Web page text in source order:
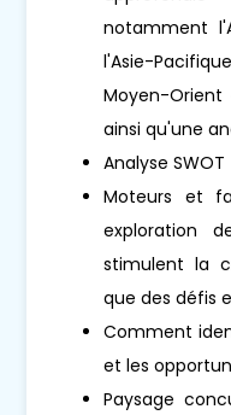
notamment
l'Asie-
Moyen-
ainsi qu'une
Analyse SWOT
Moteurs et
exploration
stimulent la
que des défis
Comment
et les
Paysage